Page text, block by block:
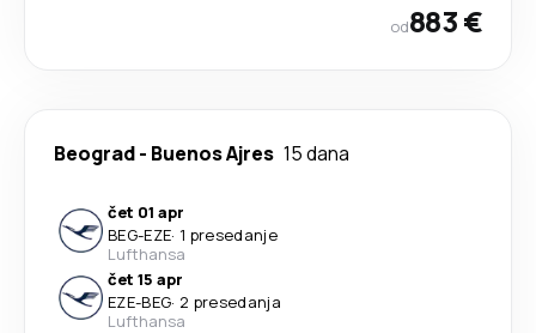
od883 €
Beograd- Buenos Ajres 15 dana
čet 01 apr
BEG-EZE· 1 presedanje
Lufthansa
čet 15 apr
EZE-BEG· 2 presedanja
Lufthansa